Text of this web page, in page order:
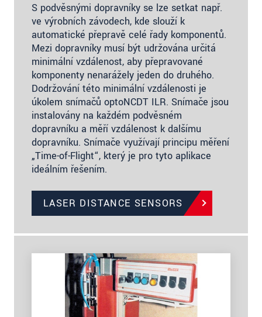
S podvěsnými dopravníky se lze setkat např.
ve výrobních závodech, kde slouží k
automatické přepravě celé řady komponentů.
Mezi dopravníky musí být udržována určitá
minimální vzdálenost, aby přepravované
komponenty nenarážely jeden do druhého.
Dodržování této minimální vzdálenosti je
úkolem snímačů optoNCDT ILR. Snímače jsou
instalovány na každém podvěsném
dopravníku a měří vzdálenost k dalšímu
dopravníku. Snímače využívají principu měření
„Time-of-Flight“, který je pro tyto aplikace
ideálním řešením.
LASER DISTANCE SENSORS